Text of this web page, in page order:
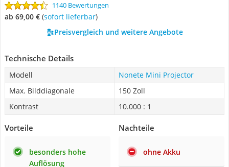
1140 Bewertungen
ab 69,00 € ( Sofort lieferbar)
Preisvergleich und weitere Angebote
Technische Details
Modell
Nonete Mini Projector
Max. Bilddiagonale
150 Zoll
Kontrast
10.000 : 1
Vorteile
besonders hohe
Auflösung
Nachteile
ohne Akku